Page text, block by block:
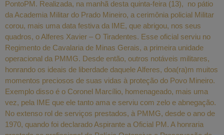
PontoPM. Realizada, na manhã desta quinta-feira (13), no pátio
da Academia Militar do Prado Mineiro, a cerimônia policial Militar
corou, mais uma data festiva da IME, que abrigou, nos seus
quadros, o Alferes Xavier – O Tiradentes. Esse oficial serviu no
Regimento de Cavalaria de Minas Gerais, a primeira unidade
operacional da PMMG. Desde então, outros notáveis militares,
honrando os ideais de liberdade daquele Alferes, doa(ra)m muitos
momentos preciosos de suas vidas à proteção do Povo Mineiro.
Exemplo disso é o Coronel Marcílio, homenageado, mais uma
vez, pela IME que ele tanto ama e serviu com zelo e abnegação.
No extenso rol de serviços prestados, à PMMG, desde o ano de
1970, quando foi declarado Aspirante a Oficial PM. A honraria